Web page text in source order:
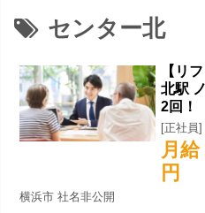
センター北
【リ
北駅
2回！
[正社員
月
円
横浜市 社名非公開